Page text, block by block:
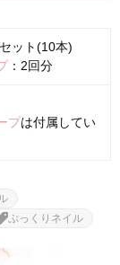
ット(10本)
：2回分
プは付属してい
ぷっくりネイル